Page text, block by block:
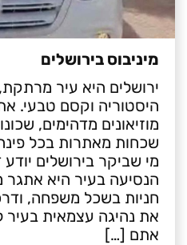
מיניבוס בירושלים
ירושלים היא עיר
היסטוריה וקסם טבעי.
מוזיאונים מדהימים,
שכחות מאתרות בכל
מי שביקר בירושלים
הנסיעה בעיר היא
חניות בשכל משפחה,
את נהיגה עצמאית בעיר
אתם […]